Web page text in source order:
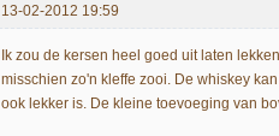
13-02-2012 19:59
Ik zou de kersen heel goed uit laten
misschien zo'n kleffe zooi. De whiskey
ook lekker is. De kleine toevoeging van